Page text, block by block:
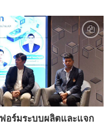
อร์มระบบผลิตและแจก